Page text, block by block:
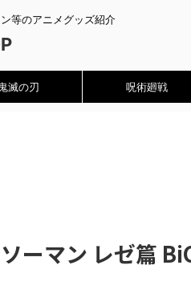
等のアニメグッズ紹介
鬼滅の刃 呪術廻戦
ーマン レゼ篇